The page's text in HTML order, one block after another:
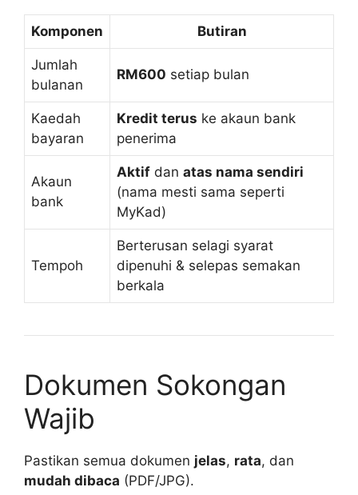
Komponen Butiran
Jumlah
bulanan
RM600 setiap bulan
Kaedah
bayaran
Kredit terus ke akaun bank
penerima
Akaun
bank
Aktif dan atas nama sendiri
(nama mesti sama seperti
MyKad)
Tempoh
Berterusan selagi syarat
dipenuhi & selepas semakan
berkala
Dokumen Sokongan
Wajib
Pastikan semua dokumen jelas, rata, dan
mudah dibaca (PDF/JPG).